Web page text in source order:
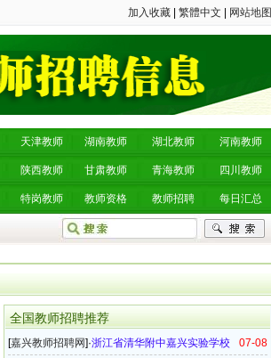
加入收藏 繁體中文 网站地图
天津教师 湖南教师 湖北教师 河南教师
陕西教师 甘肃教师 青海教师 四川教师
特岗教师 教师资格 教师招聘 每日汇总
全国教师招聘推荐
07-08
[嘉兴教师招聘网]·浙江省清华附中嘉兴实验学校